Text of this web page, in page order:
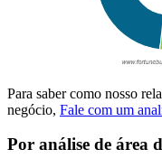
Para saber como nosso
negócio, Fale com um
Por análise de área